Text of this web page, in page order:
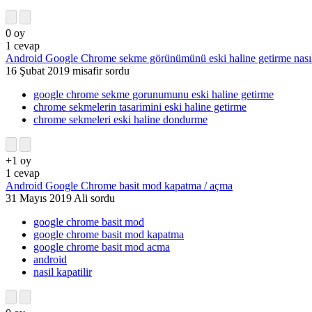
0 oy
1 cevap
Android Google Chrome sekme görünümünü eski haline getirme
16 Şubat 2019 misafir sordu
google chrome sekme gorunumunu eski haline getirme
chrome sekmelerin tasarimini eski haline getirme
chrome sekmeleri eski haline dondurme
+1 oy
1 cevap
Android Google Chrome basit mod kapatma / açma
31 Mayıs 2019 Ali sordu
google chrome basit mod
google chrome basit mod kapatma
google chrome basit mod acma
android
nasil kapatilir